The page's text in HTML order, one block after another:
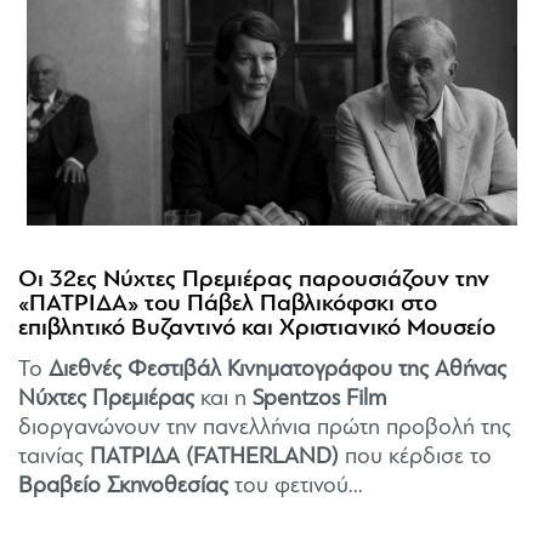
Οι 32ες Νύχτες Πρεμιέρας παρουσιάζουν την
«ΠΑΤΡΙΔΑ» του Πάβελ Παβλικόφσκι στο
επιβλητικό Βυζαντινό και Χριστιανικό Μουσείο
Το Διεθνές Φεστιβάλ Κινηματογράφου της Αθήνας
Νύχτες Πρεμιέρας και η Spentzos Film
διοργανώνουν την πανελλήνια πρώτη προβολή της
ταινίας ΠΑΤΡΙΔΑ (FATHERLAND) που κέρδισε το
Βραβείο Σκηνοθεσίας του φετινού...